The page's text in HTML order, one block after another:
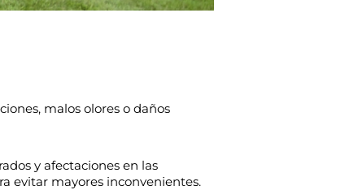
malos olores o daños
y afectaciones en las
evitar mayores inconvenientes.